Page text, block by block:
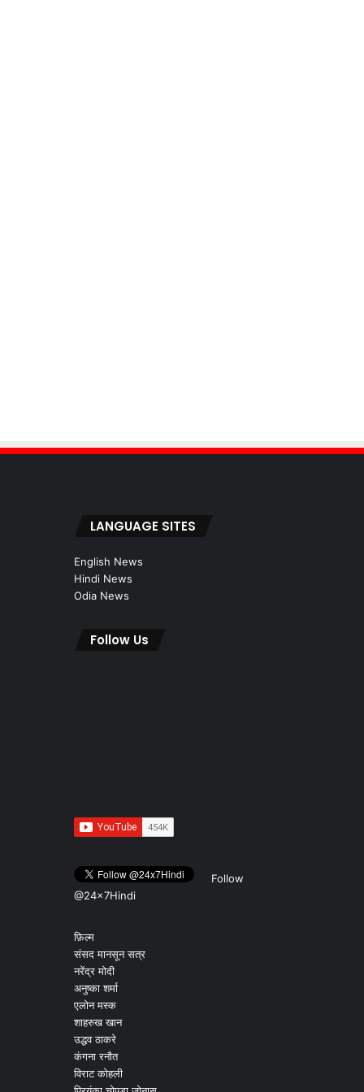
LANGUAGE SITES
English News
Hindi News
Odia News
Follow Us
Follow
@24x7Hindi
फ़िल्म
संसद मानसून सत्र
नरेंद्र मोदी
अनुष्का शर्मा
एलोन मस्क
शाहरुख खान
उद्धव ठाकरे
कंगना रनौत
विराट कोहली